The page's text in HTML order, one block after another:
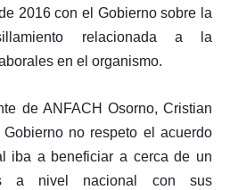
2016 con el Gobierno sobre la
relacionada a la
en el organismo.
de ANFACH Osorno, Cristian
no respeto el acuerdo
iba a beneficiar a cerca de un
a nivel nacional con sus